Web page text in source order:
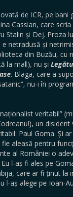
de ICR, pe bani
Cassian, care
Stalin și Dej. Proza
e netradusă și
din Buzău, cu
la mall), nu și
. Blaga, care a
nu-i în
veritabil”
un disident
Paul Goma. Și
aleasă pentru
al României o
l-aș fi ales pe
care ar fi ținut la
l-aș alege pe Ioan-